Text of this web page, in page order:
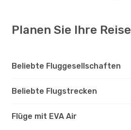
Planen Sie Ihre Reise
Beliebte Fluggesellschaften
Beliebte Flugstrecken
Flüge mit EVA Air